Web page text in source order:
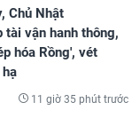
Chủ Nhật
vận hanh thông,
hóa Rồng', vét
11 giờ 35 phút trước